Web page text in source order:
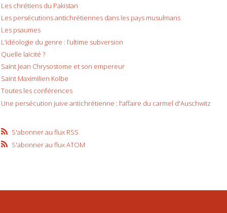
Les chrétiens du Pakistan
Les persécutions antichrétiennes dans les pays musulmans
Les psaumes
L’idéologie du genre : l’ultime subversion
Quelle laïcité ?
Saint Jean Chrysostome et son empereur
Saint Maximilien Kolbe
Toutes les conférences
Une persécution juive antichrétienne : l'affaire du carmel d'Auschwitz
S'abonner au flux RSS
S'abonner au flux ATOM